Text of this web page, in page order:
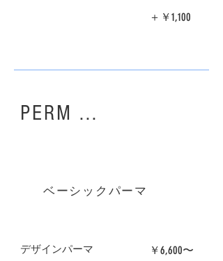
​＋ ￥1,100
​PERM ...
​ベーシックパーマ
​デザインパーマ ￥6,600〜